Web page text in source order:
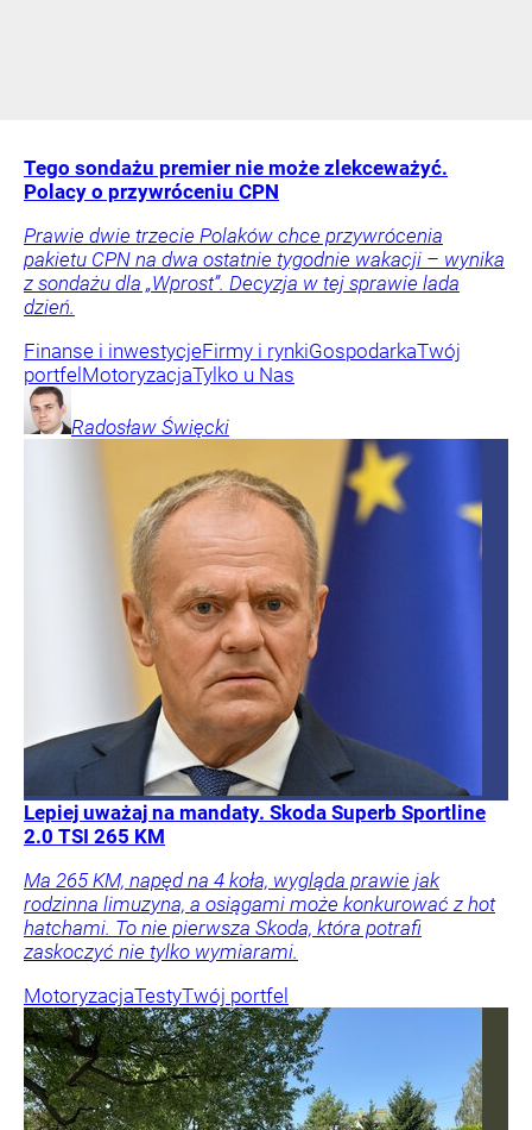
Tego sondażu premier nie może zlekceważyć.
Polacy o przywróceniu CPN
Prawie dwie trzecie Polaków chce przywrócenia
pakietu CPN na dwa ostatnie tygodnie wakacji – wynika
z sondażu dla „Wprost”. Decyzja w tej sprawie lada
dzień.
Finanse i inwestycjeFirmy i rynkiGospodarkaTwój
portfel MotoryzacjaTylko u Nas
Radosław Święcki
Lepiej uważaj na mandaty. Skoda Superb Sportline
2.0 TSI 265 KM
Ma 265 KM, napęd na 4 koła, wygląda prawie jak
rodzinna limuzyna, a osiągami może konkurować z hot
hatchami. To nie pierwsza Skoda, która potrafi
zaskoczyć nie tylko wymiarami.
MotoryzacjaTestyTwój portfel